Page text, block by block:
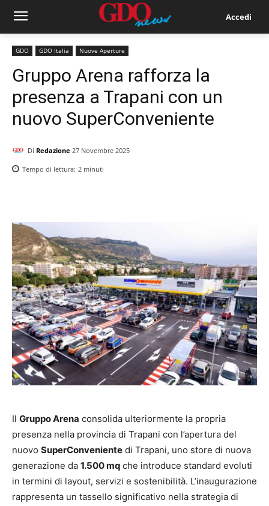
Accedi
GDO GDO Italia Nuove Aperture
Gruppo Arena rafforza la
presenza a Trapani con un
nuovo SuperConveniente
Di Redazione 27 Novembre 2025
Tempo di lettura: 2 minuti
Il Gruppo Arena consolida ulteriormente la propria
presenza nella provincia di Trapani con l’apertura del
nuovo SuperConveniente di Trapani, uno store di nuova
generazione da 1.500 mq che introduce standard evoluti
in termini di layout, servizi e sostenibilità. L’inaugurazione
rappresenta un tassello significativo nella strategia di